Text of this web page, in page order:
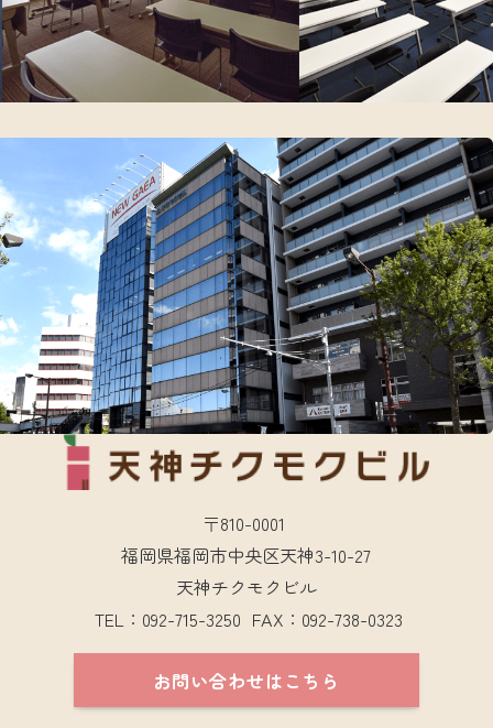
〒810-0001
福岡県福岡市中央区天神3-10-27
天神チクモクビル
TEL：092-715-3250 FAX：092-738-0323
お問い合わせはこちら